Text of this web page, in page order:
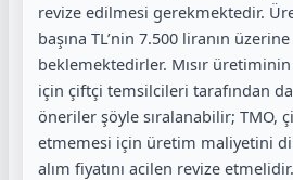
revize edilmesi gerekmektedir.
başına TL’nin 7.500 liranın
beklemektedirler. Mısır
için çiftçi temsilcileri tarafından
öneriler şöyle sıralanabilir; TMO,
etmemesi için üretim maliyetini
alım fiyatını acilen revize